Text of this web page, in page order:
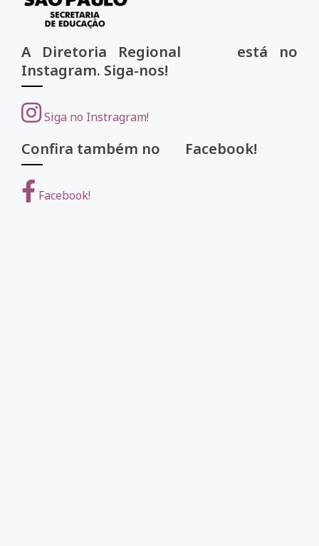
A Diretoria Regional está no
Instagram. Siga-nos!
Siga no Instragram!
Confira também no Facebook!
Facebook!